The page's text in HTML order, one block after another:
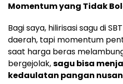
Momentum yang Tidak
Bagi saya, hilirisasi sagu di
daerah, tapi momentum
saat harga beras
bergejolak,sagu bisa
kedaulatan pangan